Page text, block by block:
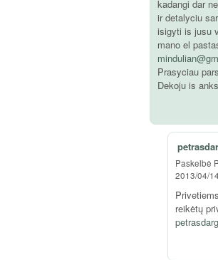
kadangi dar
ir detalyciu
isigyti is jusu
mano el
Prasyciau
Dekoju is
Paskelbė
2013/04/
reikėtų